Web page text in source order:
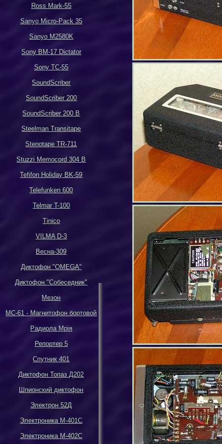
Ross Mark-55
Sanyo Micro-Pack 35
Sanyo M2580K
Sony BM-17 Dictator
Sony TC-55
SoundScriber
SoundScriber 200
SoundScriber 200 B
Steelman Transitape
Stenotape TR-711
Stuzzi Memocord 304 B
Tefifon Holiday BK-59
Telefunken 600
Telmar T-100
Tinico
VILMA D-3
Весна-309
Диктофон "OMEGA"
Диктофон"Собеседник"
Мезон
МС-61 - Магнитофон бортовой
Радиола Мрiя
Репортер 5
Спутник 401
Диктофон Топаз Д202
Шпионский диктофон
Электрон 52Д
Электроника М-401С
Электроника М-402С